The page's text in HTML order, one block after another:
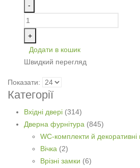
-
+
Додати в кошик
Швидкий перегляд
Показати:
Категорії
Вхідні двері (314)
Дверна фурнітура (845)
WC-комплекти й декоративні
Вічка (2)
Врізні замки (6)